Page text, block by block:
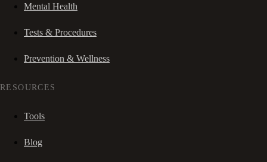
Mental Health
Tests & Procedures
Prevention & Wellness
RESOURCES
Tools
Blog